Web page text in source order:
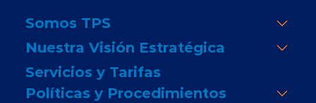
Somos TPS
Nuestra Visión Estratégica
Servicios y Tarifas
Políticas y Procedimientos